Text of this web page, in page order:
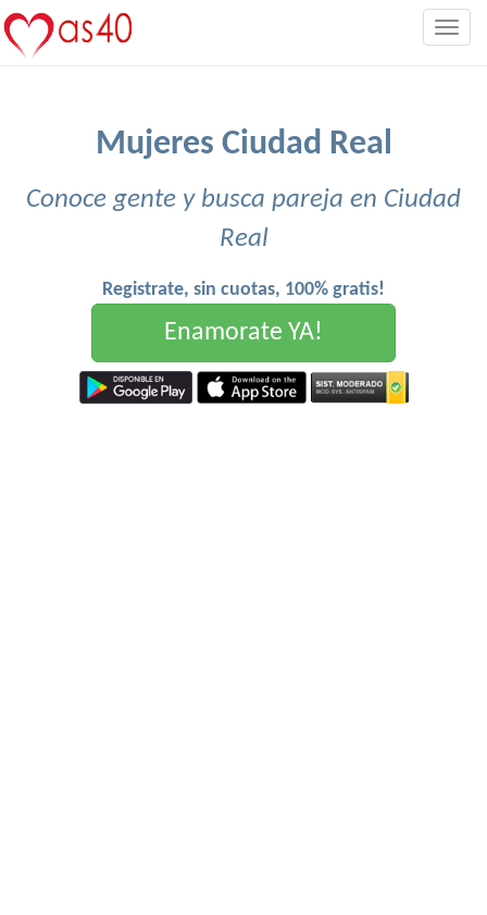
Mujeres Ciudad Real
Conoce gente y busca pareja en Ciudad
Real
Registrate, sin cuotas, 100% gratis!
Enamorate YA!